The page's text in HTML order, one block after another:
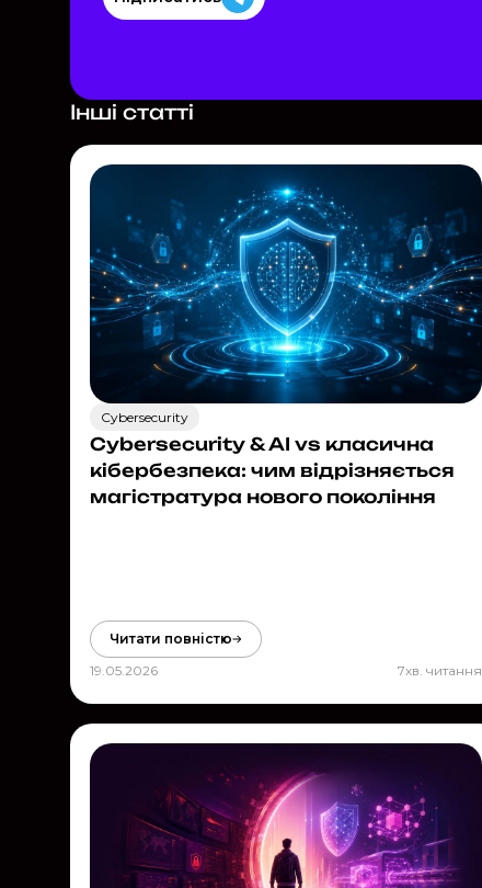
Інші статті
Cybersecurity
Cybersecurity & AI vs класична
кібербезпека: чим відрізняється
магістратура нового покоління
Читати повністю
19.05.2026
7хв. читання